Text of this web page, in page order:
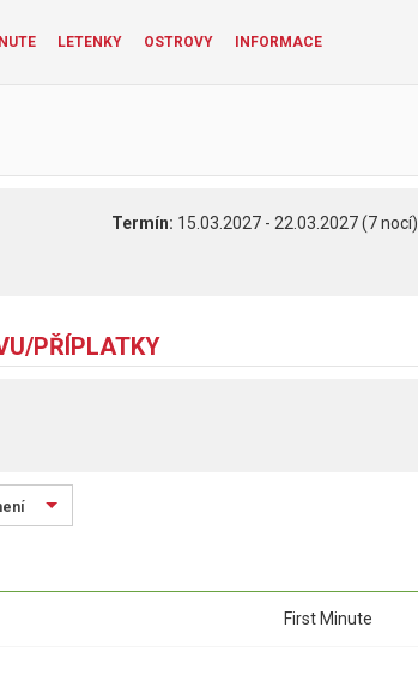
LETENKY OSTROVY INFORMACE
Termín: 15.03.2027 - 22.03.2027 (7 nocí)
PŘÍPLATKY
First Minute